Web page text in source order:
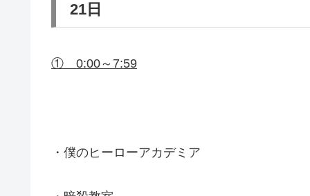
21日
① 0:00～7:59
・僕のヒーローアカデミア